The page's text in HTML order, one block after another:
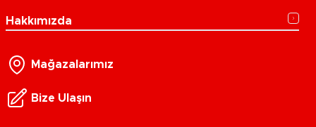
Hakkımızda
Mağazalarımız
Bize Ulaşın